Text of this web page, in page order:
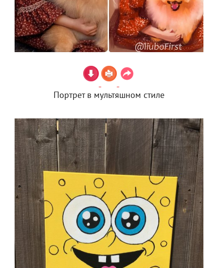
Портрет в мультяшном стиле